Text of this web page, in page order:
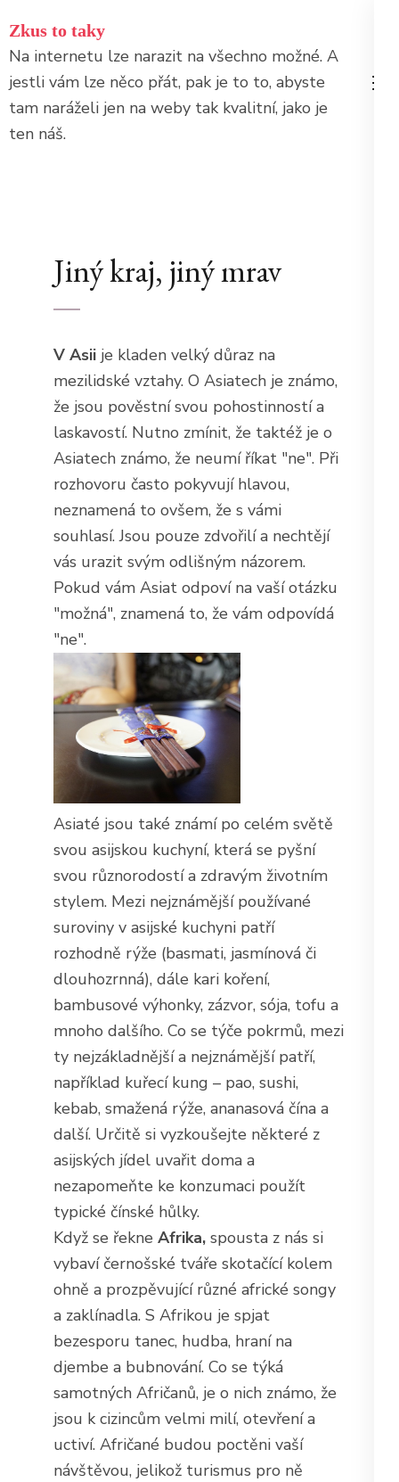
na
obsah
(stiskněte
Enter)
Zkus to taky
Na internetu lze narazit na všechno možné. A
jestli vám lze něco přát, pak je to to, abyste
tam naráželi jen na weby tak kvalitní, jako je
ten náš.
Jiný kraj, jiný mrav
V Asii je kladen velký důraz na
mezilidské vztahy. O Asiatech je známo,
že jsou pověstní svou pohostinností a
laskavostí. Nutno zmínit, že taktéž je o
Asiatech známo, že neumí říkat "ne". Při
rozhovoru často pokyvují hlavou,
neznamená to ovšem, že s vámi
souhlasí. Jsou pouze zdvořilí a nechtějí
vás urazit svým odlišným názorem.
Pokud vám Asiat odpoví na vaší otázku
"možná", znamená to, že vám odpovídá
"ne".
Asiaté jsou také známí po celém světě
svou asijskou kuchyní, která se pyšní
svou různorodostí a zdravým životním
stylem. Mezi nejznámější používané
suroviny v asijské kuchyni patří
rozhodně rýže (basmati, jasmínová či
dlouhozrnná), dále kari koření,
bambusové výhonky, zázvor, sója, tofu a
mnoho dalšího. Co se týče pokrmů, mezi
ty nejzákladnější a nejznámější patří,
například kuřecí kung – pao, sushi,
kebab, smažená rýže, ananasová čína a
další. Určitě si vyzkoušejte některé z
asijských jídel uvařit doma a
nezapomeňte ke konzumaci použít
typické čínské hůlky.
Když se řekne Afrika, spousta z nás si
vybaví černošské tváře skotačící kolem
ohně a prozpěvující různé africké songy
a zaklínadla. S Afrikou je spjat
bezesporu tanec, hudba, hraní na
djembe a bubnování. Co se týká
samotných Afričanů, je o nich známo, že
jsou k cizincům velmi milí, otevření a
uctiví. Afričané budou poctěni vaší
návštěvou, jelikož turismus pro ně